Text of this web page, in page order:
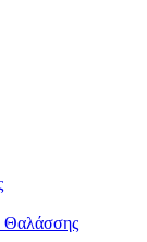
Θαλάσσης